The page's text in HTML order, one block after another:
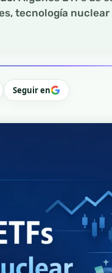
tecnología nuclear
Seguir en